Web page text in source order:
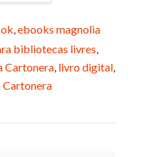
,ebooks magnolia
bibliotecas livres,
Cartonera, livro digital,